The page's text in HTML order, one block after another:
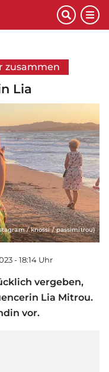
zusammen
Lia
/ knossi / passimitrou)
- 18:14 Uhr
vergeben,
Lia Mitrou.
vor.